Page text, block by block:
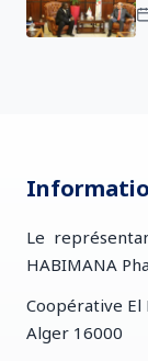
Le
HABIMANA
Coopérative El
Alger 16000